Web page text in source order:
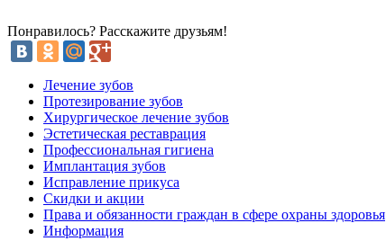
Понравилось? Расскажите друзьям!
Лечение зубов
Протезирование зубов
Хирургическое лечение зубов
Эстетическая реставрация
Профессиональная гигиена
Имплантация зубов
Исправление прикуса
Скидки и акции
Права и обязанности граждан в сфере охраны здоровья
Информация